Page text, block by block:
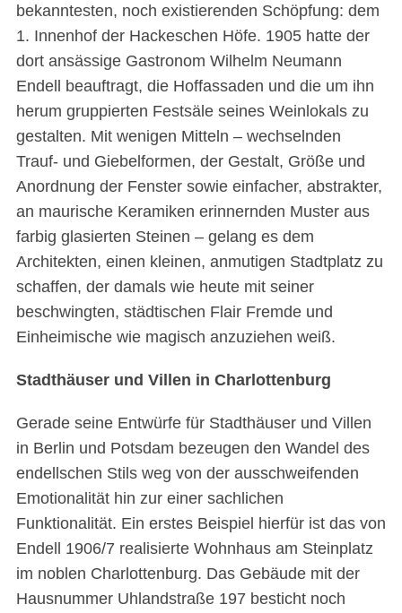
bekanntesten, noch existierenden Schöpfung: dem
1. Innenhof der Hackeschen Höfe. 1905 hatte der
dort ansässige Gastronom Wilhelm Neumann
Endell beauftragt, die Hoffassaden und die um ihn
herum gruppierten Festsäle seines Weinlokals zu
gestalten. Mit wenigen Mitteln – wechselnden
Trauf- und Giebelformen, der Gestalt, Größe und
Anordnung der Fenster sowie einfacher, abstrakter,
an maurische Keramiken erinnernden Muster aus
farbig glasierten Steinen – gelang es dem
Architekten, einen kleinen, anmutigen Stadtplatz zu
schaffen, der damals wie heute mit seiner
beschwingten, städtischen Flair Fremde und
Einheimische wie magisch anzuziehen weiß.
Stadthäuser und Villen in Charlottenburg
Gerade seine Entwürfe für Stadthäuser und Villen
in Berlin und Potsdam bezeugen den Wandel des
endellschen Stils weg von der ausschweifenden
Emotionalität hin zur einer sachlichen
Funktionalität. Ein erstes Beispiel hierfür ist das von
Endell 1906/7 realisierte Wohnhaus am Steinplatz
im noblen Charlottenburg. Das Gebäude mit der
Hausnummer Uhlandstraße 197 besticht noch